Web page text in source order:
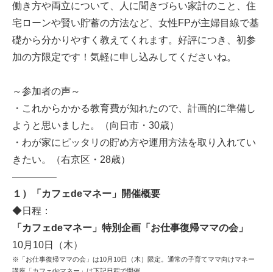
働き方や両立について、人に聞きづらい家計のこと、住
宅ローンや賢い貯蓄の方法など、女性FPが主婦目線で基
礎から分かりやすく教えてくれます。好評につき、初参
加の方限定です！気軽に申し込みしてくださいね。
～参加者の声～
・これからかかる教育費が知れたので、計画的に準備し
ようと思いました。（向日市・30歳）
・わが家にピッタリの貯め方や運用方法を取り入れてい
きたい。（右京区・28歳）
————–
１）「カフェdeマネー」開催概要
◆日程：
「カフェdeマネー」特別企画「お仕事復帰ママの会」
10月10日（木）
※「お仕事復帰ママの会」は10月10日（木）限定。通常の子育てママ向けマネー